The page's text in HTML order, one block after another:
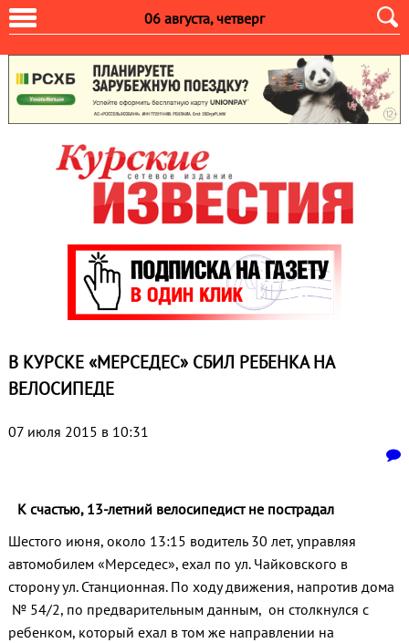
06 августа, четверг
В КУРСКЕ «МЕРСЕДЕС» СБИЛ РЕБЕНКА НА
ВЕЛОСИПЕДЕ
07 июля 2015 в 10:31
К счастью, 13-летний велосипедист не пострадал
Шестого июня, около 13:15 водитель 30 лет, управляя
автомобилем «Мерседес», ехал по ул. Чайковского в
сторону ул. Станционная. По ходу движения, напротив дома
№ 54/2, по предварительным данным, он столкнулся с
ребенком, который ехал в том же направлении на